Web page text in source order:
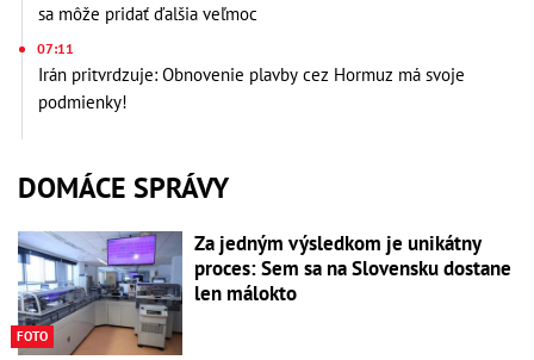
sa môže pridať ďalšia veľmoc
07:11
Irán pritvrdzuje: Obnovenie plavby cez Hormuz má svoje
podmienky!
DOMÁCE SPRÁVY
FOTO
Za jedným výsledkom je unikátny
proces: Sem sa na Slovensku dostane
len málokto